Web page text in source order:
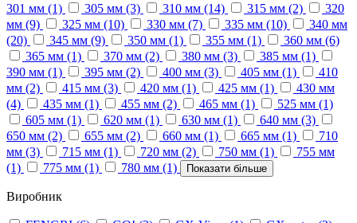
301 мм (1) 305 мм (3) 310 мм (14) 315 мм (2)
320
мм (9) 325 мм (10) 330 мм (7) 335 мм (10)
340 мм
(20)
345 мм (9) 350 мм (1) 355 мм (1) 360 мм (6)
365 мм (1) 370 мм (2) 380 мм (3) 385 мм (1)
390 мм (1) 395 мм (2) 400 мм (3) 405 мм (1)
410
мм (2) 415 мм (3) 420 мм (1) 425 мм (1)
430 мм
(4)
435 мм (1) 455 мм (2) 465 мм (1) 525 мм (1)
605 мм (1) 620 мм (1) 630 мм (1) 640 мм (3)
650 мм (2) 655 мм (2) 660 мм (1) 665 мм (1)
710
мм (3) 715 мм (1) 720 мм (2) 750 мм (1)
755 мм
(1)
775 мм (1) 780 мм (1) Показати більше
Виробник